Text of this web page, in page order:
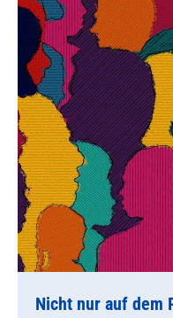
Nicht nur auf dem